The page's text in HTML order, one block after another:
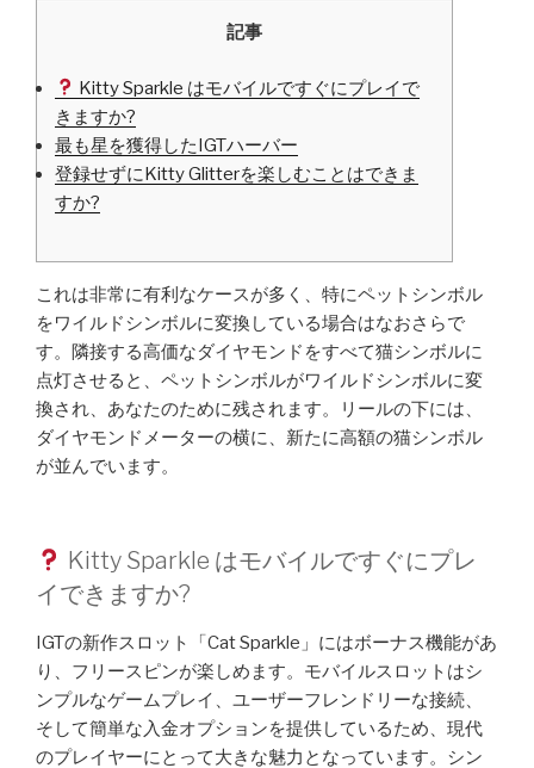
記事
Kitty Sparkle はモバイルですぐにプレイで
きますか?
最も星を獲得したIGTハーバー
登録せずにKitty Glitterを楽しむことはできま
すか?
これは非常に有利なケースが多く、特にペットシンボル
をワイルドシンボルに変換している場合はなおさらで
す。隣接する高価なダイヤモンドをすべて猫シンボルに
点灯させると、ペットシンボルがワイルドシンボルに変
換され、あなたのために残されます。リールの下には、
ダイヤモンドメーターの横に、新たに高額の猫シンボル
が並んでいます。
Kitty Sparkle はモバイルですぐにプレ
イできますか?
IGTの新作スロット「Cat Sparkle」にはボーナス機能があ
り、フリースピンが楽しめます。モバイルスロットはシ
ンプルなゲームプレイ、ユーザーフレンドリーな接続、
そして簡単な入金オプションを提供しているため、現代
のプレイヤーにとって大きな魅力となっています。シン